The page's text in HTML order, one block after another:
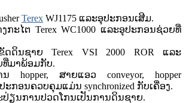
Terex WJ1175 ແລະອຸປະກອນເສີມ.
ກະໄຕ Terex WC1000 ແລະອຸປະກອນຊ່ວຍທີ່
ຂັດດິນຊາຍ Terex VSI 2000 ROR ແລະ
ມາພ້ອມກັບ.
ນ hopper, ສາຍແອວ conveyor, hopper
ະກອນຄວບຄຸມແມ່ນ synchronized ກັບເຄື່ອງ.
ປ່ຽນ​ການ​ປວດ​ໂກນ​ເປັນ​ການ​ດິນ​ຊາຍ​.